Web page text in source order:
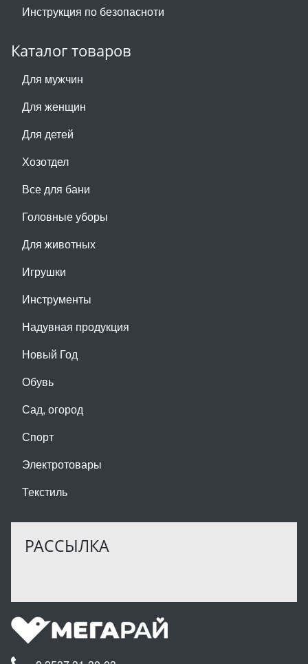
Инструкция по безопасноти
Каталог товаров
Для мужчин
Для женщин
Для детей
Хозотдел
Все для бани
Головные уборы
Для животных
Игрушки
Инструменты
Надувная продукция
Новый Год
Обувь
Сад, огород
Спорт
Электротовары
Текстиль
РАССЫЛКА